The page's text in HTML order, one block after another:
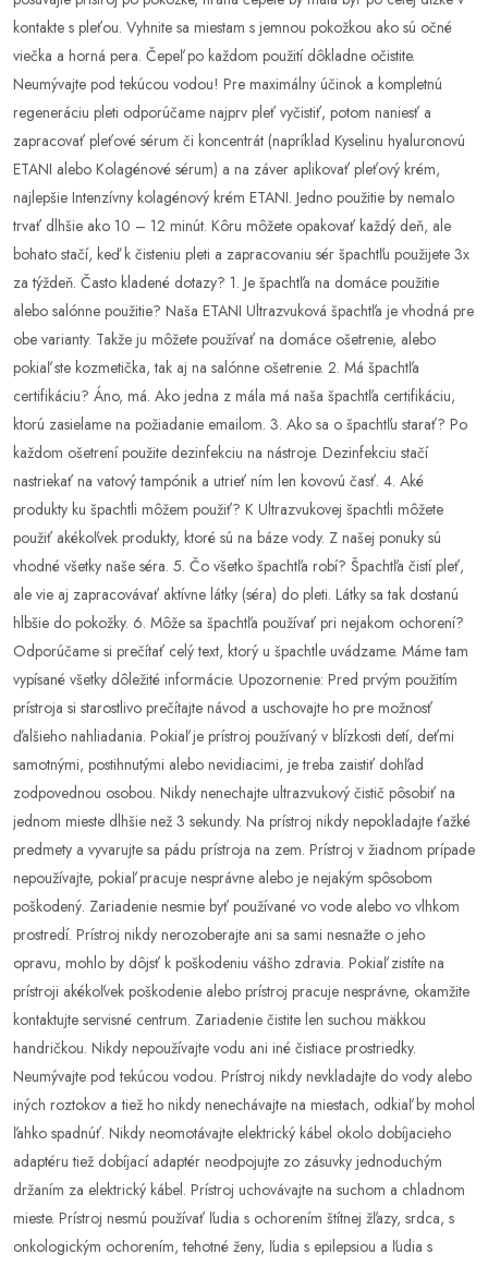
kontakte s pleťou. Vyhnite sa miestam s jemnou pokožkou ako sú očné
viečka a horná pera. Čepeľ po každom použití dôkladne očistite.
Neumývajte pod tekúcou vodou! Pre maximálny účinok a kompletnú
regeneráciu pleti odporúčame najprv pleť vyčistiť, potom naniesť a
zapracovať pleťové sérum či koncentrát (napríklad Kyselinu hyaluronovú
ETANI alebo Kolagénové sérum) a na záver aplikovať pleťový krém,
najlepšie Intenzívny kolagénový krém ETANI. Jedno použitie by nemalo
trvať dlhšie ako 10 – 12 minút. Kôru môžete opakovať každý deň, ale
bohato stačí, keď k čisteniu pleti a zapracovaniu sér špachtľu použijete 3x
za týždeň. Často kladené dotazy? 1. Je špachtľa na domáce použitie
alebo salónne použitie? Naša ETANI Ultrazvuková špachtľa je vhodná pre
obe varianty. Takže ju môžete používať na domáce ošetrenie, alebo
pokiaľ ste kozmetička, tak aj na salónne ošetrenie. 2. Má špachtľa
certifikáciu? Áno, má. Ako jedna z mála má naša špachtľa certifikáciu,
ktorú zasielame na požiadanie emailom. 3. Ako sa o špachtľu starať? Po
každom ošetrení použite dezinfekciu na nástroje. Dezinfekciu stačí
nastriekať na vatový tampónik a utrieť ním len kovovú časť. 4. Aké
produkty ku špachtli môžem použiť? K Ultrazvukovej špachtli môžete
použiť akékoľvek produkty, ktoré sú na báze vody. Z našej ponuky sú
vhodné všetky naše séra. 5. Čo všetko špachtľa robí? Špachtľa čistí pleť,
ale vie aj zapracovávať aktívne látky (séra) do pleti. Látky sa tak dostanú
hlbšie do pokožky. 6. Môže sa špachtľa používať pri nejakom ochorení?
Odporúčame si prečítať celý text, ktorý u špachtle uvádzame. Máme tam
vypísané všetky dôležité informácie. Upozornenie: Pred prvým použitím
prístroja si starostlivo prečítajte návod a uschovajte ho pre možnosť
ďalšieho nahliadania. Pokiaľ je prístroj používaný v blízkosti detí, deťmi
samotnými, postihnutými alebo nevidiacimi, je treba zaistiť dohľad
zodpovednou osobou. Nikdy nenechajte ultrazvukový čistič pôsobiť na
jednom mieste dlhšie než 3 sekundy. Na prístroj nikdy nepokladajte ťažké
predmety a vyvarujte sa pádu prístroja na zem. Prístroj v žiadnom prípade
nepoužívajte, pokiaľ pracuje nesprávne alebo je nejakým spôsobom
poškodený. Zariadenie nesmie byť používané vo vode alebo vo vlhkom
prostredí. Prístroj nikdy nerozoberajte ani sa sami nesnažte o jeho
opravu, mohlo by dôjsť k poškodeniu vášho zdravia. Pokiaľ zistíte na
prístroji akékoľvek poškodenie alebo prístroj pracuje nesprávne, okamžite
kontaktujte servisné centrum. Zariadenie čistite len suchou mäkkou
handričkou. Nikdy nepoužívajte vodu ani iné čistiace prostriedky.
Neumývajte pod tekúcou vodou. Prístroj nikdy nevkladajte do vody alebo
iných roztokov a tiež ho nikdy nenechávajte na miestach, odkiaľ by mohol
ľahko spadnúť. Nikdy neomotávajte elektrický kábel okolo dobíjacieho
adaptéru tiež dobíjací adaptér neodpojujte zo zásuvky jednoduchým
držaním za elektrický kábel. Prístroj uchovávajte na suchom a chladnom
mieste. Prístroj nesmú používať ľudia s ochorením štítnej žľazy, srdca, s
onkologickým ochorením, tehotné ženy, ľudia s epilepsiou a ľudia s